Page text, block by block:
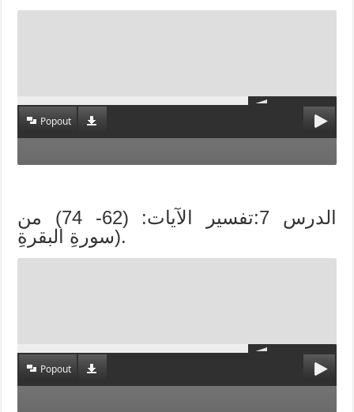
Popout
الدرس 7:تفسير الآيات: (62- 74) من
سورةِ البقرةِ).
Popout